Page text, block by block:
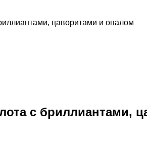
цаворитами и опалом
с бриллиантами,